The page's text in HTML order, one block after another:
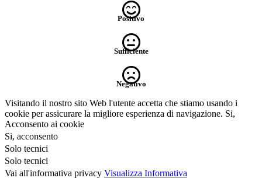
Positivo
Sufficiente
Negativo
Visitando il nostro sito Web l'utente accetta che stiamo usando i
cookie per assicurare la migliore esperienza di navigazione. Si,
Acconsento ai cookie
Si, acconsento
Solo tecnici
Solo tecnici
Vai all'informativa privacy Visualizza Informativa